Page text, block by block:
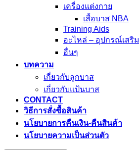
เครื่องแต่งกาย
เสื้อบาส NBA
Training Aids
อะไหล่ – อุปกรณ์เสริม
อื่นๆ
บทความ
เกี่ยวกับลูกบาส
เกี่ยวกับแป้นบาส
CONTACT
วิธีการสั่งซื้อสินค้า
นโยบายการคืนเงิน-คืนสินค้า
นโยบายความเป็นส่วนตัว